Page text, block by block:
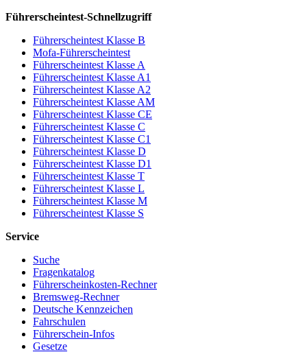
Führerscheintest-Schnellzugriff
Führerscheintest Klasse B
Mofa-Führerscheintest
Führerscheintest Klasse A
Führerscheintest Klasse A1
Führerscheintest Klasse A2
Führerscheintest Klasse AM
Führerscheintest Klasse CE
Führerscheintest Klasse C
Führerscheintest Klasse C1
Führerscheintest Klasse D
Führerscheintest Klasse D1
Führerscheintest Klasse T
Führerscheintest Klasse L
Führerscheintest Klasse M
Führerscheintest Klasse S
Service
Suche
Fragenkatalog
Führerscheinkosten-Rechner
Bremsweg-Rechner
Deutsche Kennzeichen
Fahrschulen
Führerschein-Infos
Gesetze